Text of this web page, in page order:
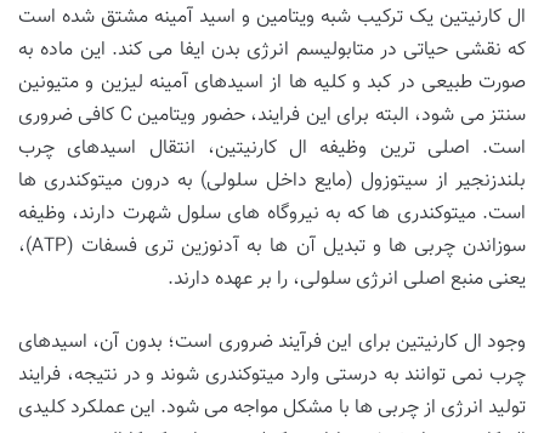
ال کارنیتین یک ترکیب شبه ویتامین و اسید آمینه مشتق شده است
که نقشی حیاتی در متابولیسم انرژی بدن ایفا می کند. این ماده به
صورت طبیعی در کبد و کلیه ها از اسیدهای آمینه لیزین و متیونین
سنتز می شود، البته برای این فرایند، حضور ویتامین C کافی ضروری
است. اصلی ترین وظیفه ال کارنیتین، انتقال اسیدهای چرب
بلندزنجیر از سیتوزول (مایع داخل سلولی) به درون میتوکندری ها
است. میتوکندری ها که به نیروگاه های سلول شهرت دارند، وظیفه
سوزاندن چربی ها و تبدیل آن ها به آدنوزین تری فسفات (ATP)،
یعنی منبع اصلی انرژی سلولی، را بر عهده دارند.
وجود ال کارنیتین برای این فرآیند ضروری است؛ بدون آن، اسیدهای
چرب نمی توانند به درستی وارد میتوکندری شوند و در نتیجه، فرایند
تولید انرژی از چربی ها با مشکل مواجه می شود. این عملکرد کلیدی